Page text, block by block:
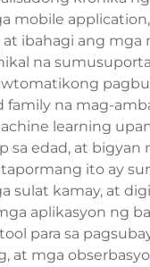
mobile
at ibahagi ang
na
na mag-
learning
sa edad, at
ito ay
sulat kamay, at
aplikasyon ng
para sa
at mga